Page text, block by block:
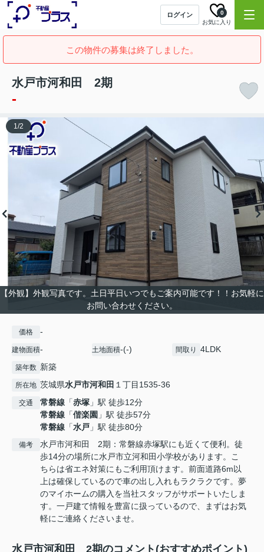
ログイン
お気に入り
0
この物件の募集は終了しました。
水戸市河和田 2期
-
【外観】外観写真です。土日平日いつでもご案内可能です！！お気軽に
お問い合わせください。
1/2
価格 -
建物面積- 土地面積-(-) 間取り 4LDK
築年数 新築
所在地 茨城県水戸市河和田 １丁目1535-36
交通 常磐線 「赤塚 」駅 徒歩12分
常磐線 「偕楽園 」駅 徒歩57分
常磐線 「水戸 」駅 徒歩80分
備考
水戸市河和田 2期：常磐線赤塚駅にも近くて便利。徒
歩14分の場所に水戸市立河和田小学校があります。こ
ちらは省エネ対策にもご利用頂けます。前面道路6m以
上は確保しているので車の出し入れもラクラクです。夢
のマイホームの購入を当社スタッフがサポートいたしま
す。一戸建て情報を豊富に扱っているので、まずはお気
軽にご連絡くださいませ。
水戸市河和田 2期のコメント(おすすめポイント)